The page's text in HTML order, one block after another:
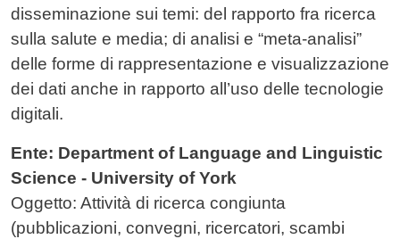
disseminazione sui temi: del rapporto fra ricerca
sulla salute e media; di analisi e “meta-analisi”
delle forme di rappresentazione e visualizzazione
dei dati anche in rapporto all’uso delle tecnologie
digitali.
Ente: Department of Language and Linguistic
Science - University of York
Oggetto: Attività di ricerca congiunta
(pubblicazioni, convegni, ricercatori, scambi